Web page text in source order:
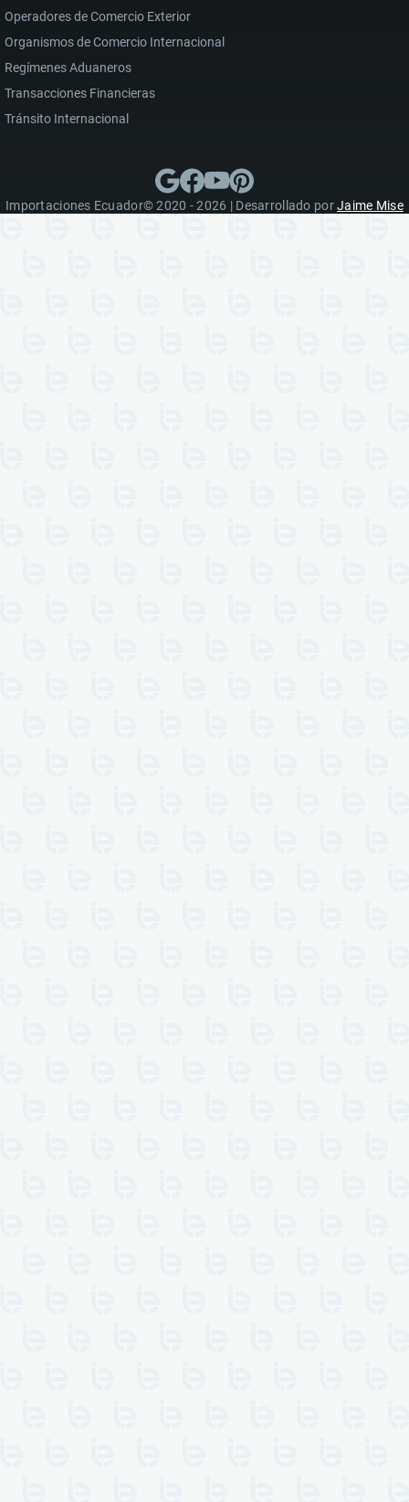
Operadores de Comercio Exterior
Organismos de Comercio Internacional
Regímenes Aduaneros
Transacciones Financieras
Tránsito Internacional
Importaciones Ecuador© 2020 - 2026 | Desarrollado porJaime Mise